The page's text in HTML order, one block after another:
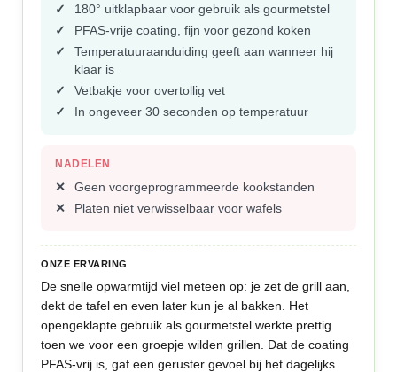
180° uitklapbaar voor gebruik als gourmetstel
PFAS-vrije coating, fijn voor gezond koken
Temperatuuraanduiding geeft aan wanneer hij
klaar is
Vetbakje voor overtollig vet
In ongeveer 30 seconden op temperatuur
NADELEN
Geen voorgeprogrammeerde kookstanden
Platen niet verwisselbaar voor wafels
ONZE ERVARING
De snelle opwarmtijd viel meteen op: je zet de grill aan,
dekt de tafel en even later kun je al bakken. Het
opengeklapte gebruik als gourmetstel werkte prettig
toen we voor een groepje wilden grillen. Dat de coating
PFAS-vrij is, gaf een geruster gevoel bij het dagelijks